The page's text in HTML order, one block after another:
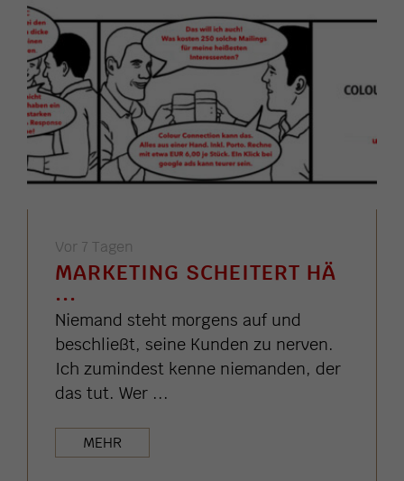
Vor 7 Tagen
MARKETING SCHEITERT HÄ
...
Niemand steht morgens auf und
beschließt, seine Kunden zu nerven.
Ich zumindest kenne niemanden, der
das tut. Wer ...
MEHR